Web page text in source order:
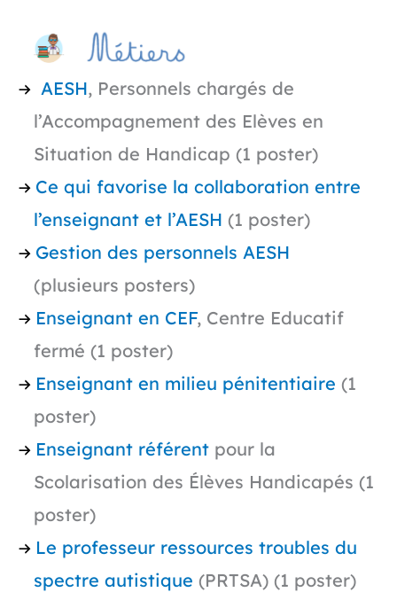
AESH, Personnels chargés de
l’Accompagnement des Elèves en
Situation de Handicap (1 poster)
Ce qui favorise la collaboration entre
l’enseignant et l’AESH (1 poster)
Gestion des personnels AESH
(plusieurs posters)
Enseignant en CEF, Centre Educatif
fermé (1 poster)
Enseignant en milieu pénitentiaire (1
poster)
Enseignant référent pour la
Scolarisation des Élèves Handicapés (1
poster)
Le professeur ressources troubles du
spectre autistique (PRTSA) (1 poster)